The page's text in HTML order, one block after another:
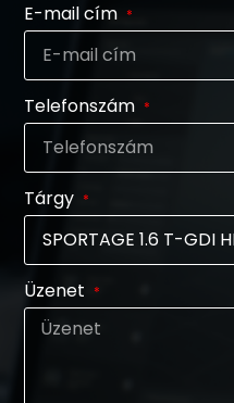
E-mail cím
Telefonszám
Tárgy
Üzenet